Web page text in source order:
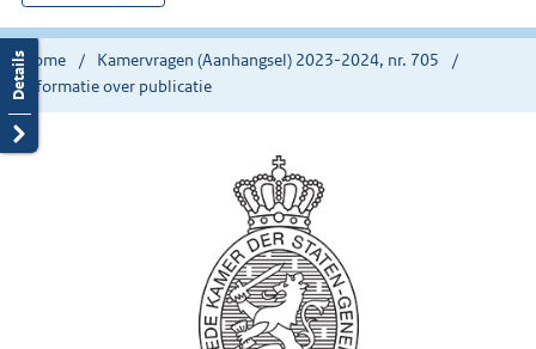
hier:
Home
Kamervragen (Aanhangsel) 2023-2024, nr. 705
Informatie over publicatie